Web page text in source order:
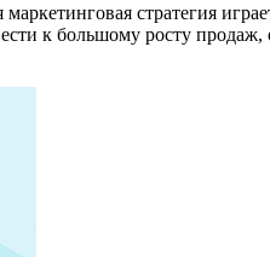
стратегия
к большому росту продаж,